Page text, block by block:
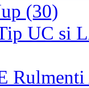
(30)
UC si